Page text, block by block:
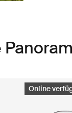
Online